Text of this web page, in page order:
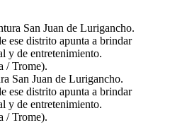
San Juan de Lurigancho.
ese distrito apunta a brindar
y de entretenimiento.
/ Trome).